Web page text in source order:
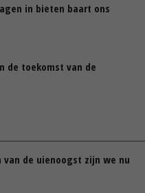
in bieten baart ons
de toekomst van de
van de uienoogst zijn we nu